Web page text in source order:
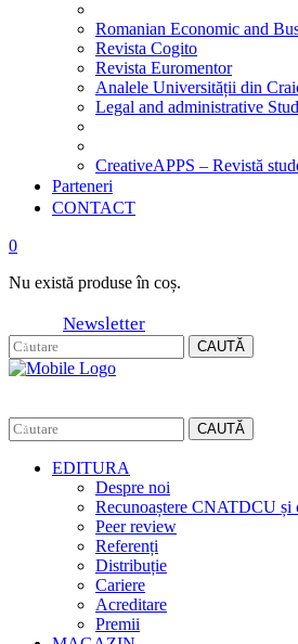
Romanian Economic and
Revista Cogito
Revista Euromentor
Analele Universității din
Legal and administrative
CreativeAPPS – Revistă
Parteneri
CONTACT
0
Nu există produse în coș.
Newsletter
CAUTĂ
CAUTĂ
EDITURA
Despre noi
Recunoaștere CNATDCU și
Peer review
Referenți
Distribuție
Cariere
Acreditare
Premii